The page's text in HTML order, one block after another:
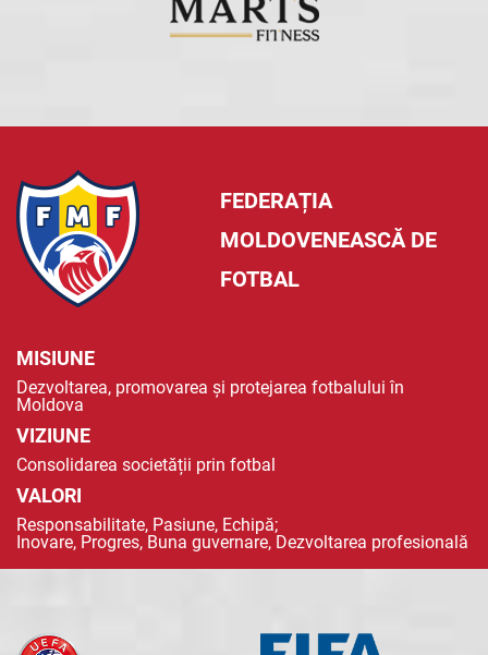
FEDERAȚIA
MOLDOVENEASCĂ DE
FOTBAL
MISIUNE
Dezvoltarea, promovarea și protejarea fotbalului în
Moldova
VIZIUNE
Consolidarea societății prin fotbal
VALORI
Responsabilitate, Pasiune, Echipă;
Inovare, Progres, Buna guvernare, Dezvoltarea profesională